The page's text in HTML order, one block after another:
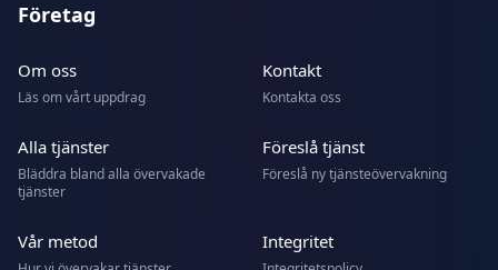
Företag
Om oss
Läs om vårt uppdrag
Kontakt
Kontakta oss
Alla tjänster
Bläddra bland alla övervakade
tjänster
Föreslå tjänst
Föreslå ny tjänsteövervakning
Vår metod Integritet